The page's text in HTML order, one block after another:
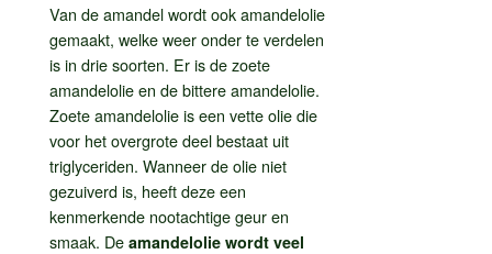
Van de amandel wordt ook amandelolie
gemaakt, welke weer onder te verdelen
is in drie soorten. Er is de zoete
amandelolie en de bittere amandelolie.
Zoete amandelolie is een vette olie die
voor het overgrote deel bestaat uit
triglyceriden. Wanneer de olie niet
gezuiverd is, heeft deze een
kenmerkende nootachtige geur en
smaak. De amandelolie wordt veel